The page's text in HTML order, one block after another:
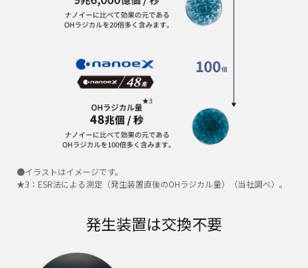
●イラストはイメージです。
★3：ESR法による測定（発生装置直後のOHラジカル量）（当社調べ）。
発生装置は交換不要